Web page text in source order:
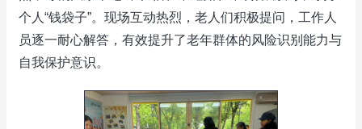
个人“钱袋子”。现场互动热烈，老人们积极提问，工作人
员逐一耐心解答，有效提升了老年群体的风险识别能力与
自我保护意识。